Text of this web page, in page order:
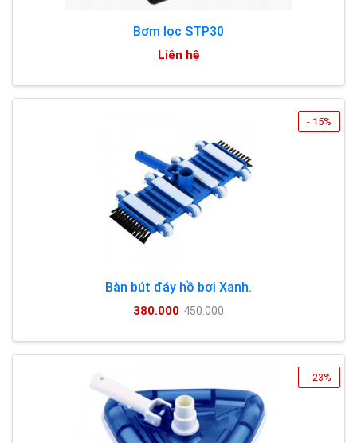
Bơm lọc STP30
Liên hệ
- 15%
Bàn bút đáy hồ bơi Xanh.
380.000 450.000
- 23%